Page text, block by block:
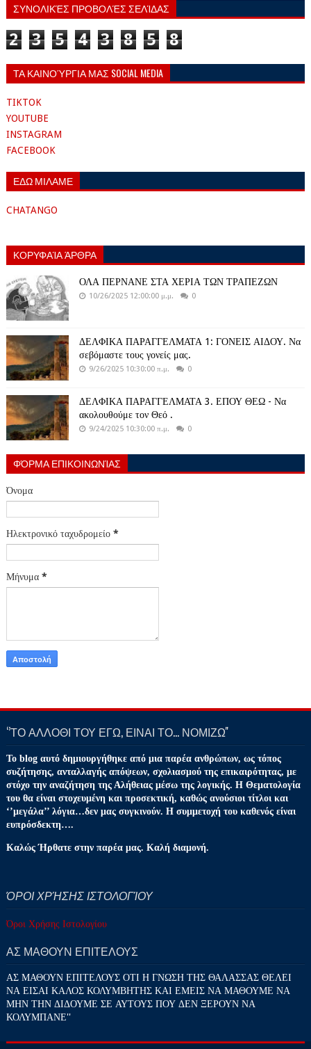
ΣΥΝΟΛΙΚΈΣ ΠΡΟΒΟΛΈΣ ΣΕΛΊΔΑΣ
2 3 5 4 3 8 5 8
ΤΑ ΚΑΙΝΟΎΡΓΙΑ ΜΑΣ SOCIAL MEDIA
TIKTOK
YOUTUBE
INSTAGRAM
FACEBOOK
ΕΔΩ ΜΙΛΑΜΕ
CHATANGO
ΚΟΡΥΦΑΊΑ ΆΡΘΡΑ
ΟΛΑ ΠΕΡΝΑΝΕ ΣΤΑ ΧΕΡΙΑ ΤΩΝ ΤΡΑΠΕΖΩΝ
10/26/2025 12:00:00 μ.μ. 0
ΔΕΛΦΙΚΑ ΠΑΡΑΓΓΕΛΜΑΤΑ 1: ΓΟΝΕΙΣ ΑΙΔΟΥ. Να
σεβόμαστε τους γονείς μας.
9/26/2025 10:30:00 π.μ. 0
ΔΕΛΦΙΚΑ ΠΑΡΑΓΓΕΛΜΑΤΑ 3. ΕΠΟΥ ΘΕΩ - Να
ακολουθούμε τον Θεό .
9/24/2025 10:30:00 π.μ. 0
ΦΌΡΜΑ ΕΠΙΚΟΙΝΩΝΊΑΣ
Όνομα
Ηλεκτρονικό ταχυδρομείο *
Μήνυμα *
‘’ΤΟ ΑΛΛΟΘΙ ΤΟΥ ΕΓΩ, ΕΙΝΑΙ ΤΟ… ΝΟΜΙΖΩ''
Το blog αυτό δημιουργήθηκε από μια παρέα ανθρώπων, ως τόπος
συζήτησης, ανταλλαγής απόψεων, σχολιασμού της επικαιρότητας, με
στόχο την αναζήτηση της Αλήθειας μέσω της λογικής. Η Θεματολογία
του θα είναι στοχευμένη και προσεκτική, καθώς ανούσιοι τίτλοι και
‘’μεγάλα’’ λόγια…δεν μας συγκινούν. Η συμμετοχή του καθενός είναι
ευπρόσδεκτη….
Καλώς Ήρθατε στην παρέα μας. Καλή διαμονή.
ΌΡΟΙ ΧΡΉΣΗΣ ΙΣΤΟΛΟΓΊΟΥ
Όροι Χρήσης Ιστολογίου
ΑΣ ΜΑΘΟΥΝ ΕΠΙΤΕΛΟΥΣ
ΑΣ ΜΑΘΟΥΝ ΕΠΙΤΕΛΟΥΣ ΟΤΙ Η ΓΝΩΣΗ ΤΗΣ ΘΑΛΑΣΣΑΣ ΘΕΛΕΙ
ΝΑ ΕΙΣΑΙ ΚΑΛΟΣ ΚΟΛΥΜΒΗΤΗΣ ΚΑΙ ΕΜΕΙΣ ΝΑ ΜΑΘΟΥΜΕ ΝΑ
ΜΗΝ ΤΗΝ ΔΙΔΟΥΜΕ ΣΕ ΑΥΤΟΥΣ ΠΟΥ ΔΕΝ ΞΕΡΟΥΝ ΝΑ
ΚΟΛΥΜΠΑΝΕ''